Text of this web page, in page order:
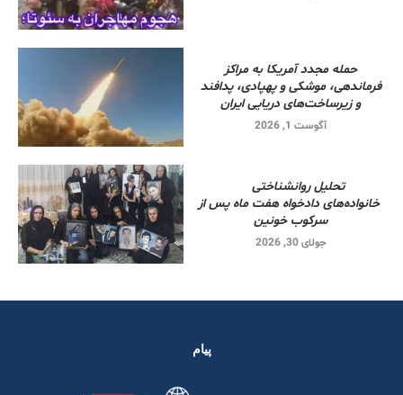
حمله مجدد آمریکا به مراکز
فرماندهی، موشکی و پهپادی، پدافند
و زیرساخت‌های دریایی ایران
آگوست 1, 2026
تحلیل روانشناختی
خانواده‌های دادخواه هفت ماه پس از
سرکوب خونین
جولای 30, 2026
پیام